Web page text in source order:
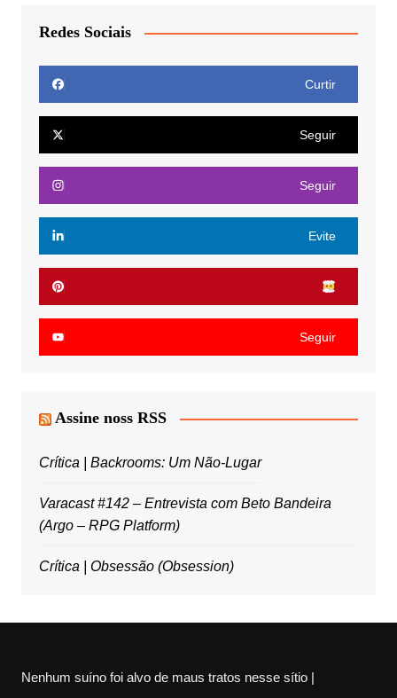
Redes Sociais
Curtir
Seguir
Seguir
Evite
Seguir
Assine noss RSS
Crítica | Backrooms: Um Não-Lugar
Varacast #142 – Entrevista com Beto Bandeira
(Argo – RPG Platform)
Crítica | Obsessão (Obsession)
Nenhum suíno foi alvo de maus tratos nesse sítio |